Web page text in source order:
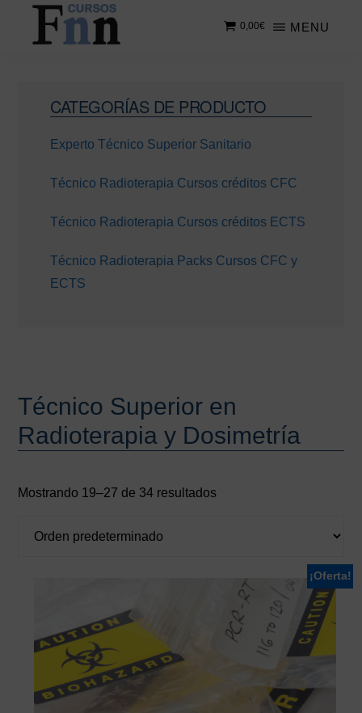
Saltar
contenido
Saltar
cursos
online
MENU
0,00€
Técnico Superior en
Radioterapia y Dosimetría
Mostrando 19–27 de 34 resultados
¡Oferta!
Barra
lateral
principal
CATEGORÍAS DE PRODUCTO
Experto Técnico Superior Sanitario
Técnico Radioterapia Cursos créditos CFC
Técnico Radioterapia Cursos créditos ECTS
Técnico Radioterapia Packs Cursos CFC y
ECTS